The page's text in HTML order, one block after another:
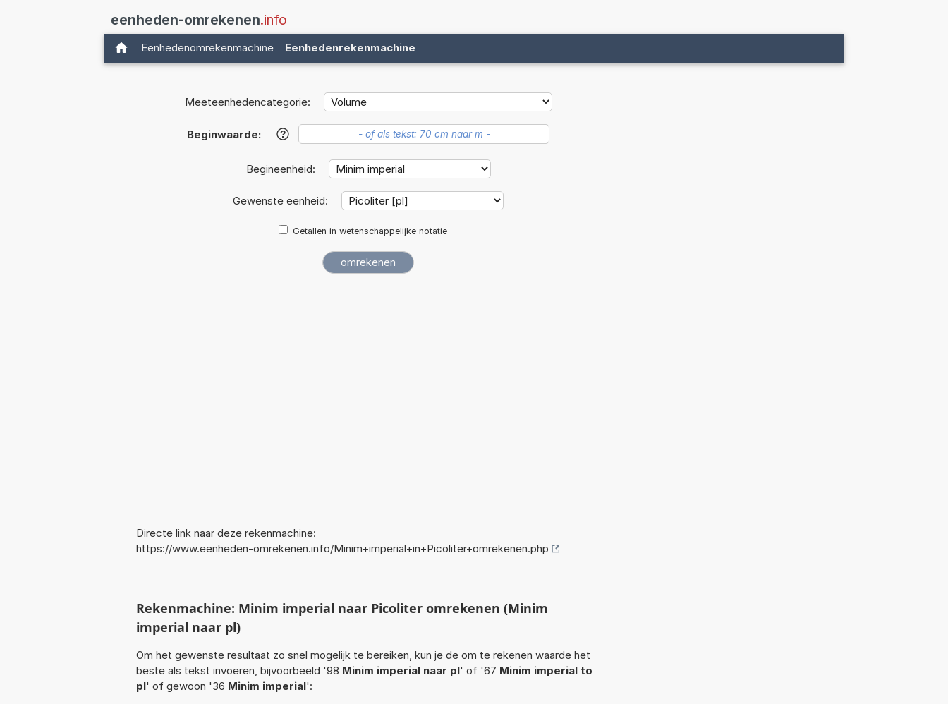
eenheden-omrekenen.info
Eenhedenomrekenmachine Eenhedenrekenmachine
Meeteenhedencategorie:
Beginwaarde: ?
Begineenheid:
Gewenste eenheid:
Getallen in wetenschappelijke notatie
Directe link naar deze rekenmachine:
https://www.eenheden-omrekenen.info/Minim+imperial+in+Picoliter+omrekenen.php
Rekenmachine: Minim imperial naar Picoliter omrekenen (Minim
imperial naar pl)
Om het gewenste resultaat zo snel mogelijk te bereiken, kun je de om te rekenen waarde het
beste als tekst invoeren, bijvoorbeeld '98 Minim imperial naar pl' of '67 Minim imperial to
pl' of gewoon '36 Minim imperial':